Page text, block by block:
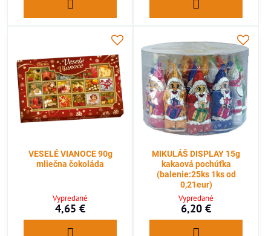
VESELÉ VIANOCE 90g
mliečna čokoláda
Vypredané
4,65 €
MIKULÁŠ DISPLAY 15g
kakaová pochúťka
(balenie:25ks 1ks od
0,21eur)
Vypredané
6,20 €